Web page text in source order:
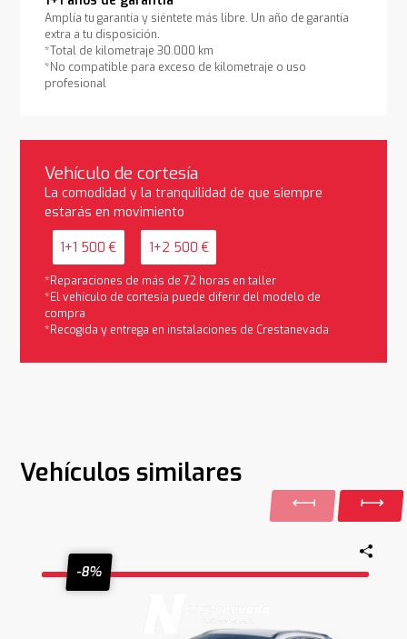
Amplía tu garantía y siéntete más libre. Un año de garantía
extra a tu disposición.
*Total de kilometraje 30.000 km
*No compatible para exceso de kilometraje o uso
profesional
Vehículo de cortesía
La comodidad y la tranquilidad de que siempre
estarás en movimiento
1+1 500 € 1+2 500 €
*Reparaciones de más de 72 horas en taller
*El vehículo de cortesía puede diferir del modelo de
compra
*Recogida y entrega en instalaciones de Crestanevada
Vehículos similares
-8%